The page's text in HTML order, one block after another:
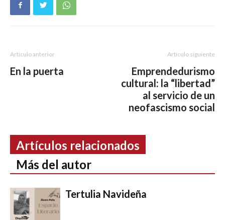
Artículo anterior
En la puerta
Artículo siguiente
Emprendedurismo
cultural: la “libertad”
al servicio de un
neofascismo social
Artículos relacionados
Más del autor
Tertulia Navideña